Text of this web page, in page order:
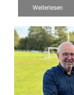
Weiterlesen